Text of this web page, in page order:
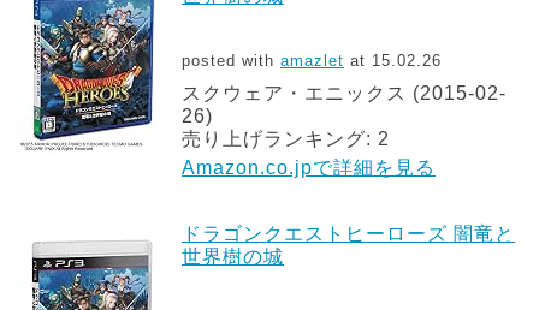
posted with amazlet at 15.02.26
スクウェア・エニックス (2015-02-
26)
売り上げランキング: 2
Amazon.co.jpで詳細を見る
ドラゴンクエストヒーローズ 闇竜と
世界樹の城